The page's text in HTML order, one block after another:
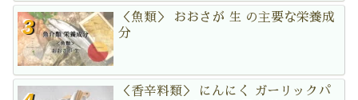
＜魚類＞ おおさが 生 の主要な栄養成
分
＜香辛料類＞ にんにく ガーリックパ